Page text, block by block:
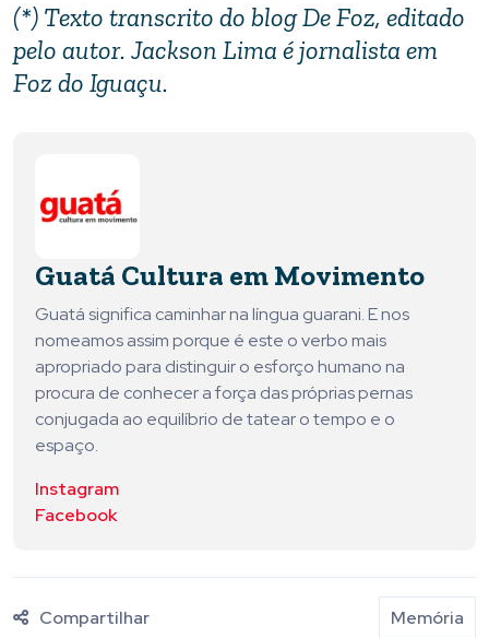
(*) Texto transcrito do blog De Foz, editado
pelo autor. Jackson Lima é jornalista em
Foz do Iguaçu.
Guatá Cultura em Movimento
Guatá significa caminhar na língua guarani. E nos
nomeamos assim porque é este o verbo mais
apropriado para distinguir o esforço humano na
procura de conhecer a força das próprias pernas
conjugada ao equilíbrio de tatear o tempo e o
espaço.
Instagram
Facebook
Compartilhar Memória